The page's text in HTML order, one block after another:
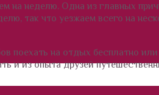
на неделю. Одна из главных
так что уезжаем всего на
поехать на отдых бесплатно
и из опыта друзей